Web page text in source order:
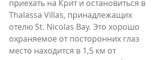
приехать на Крит и остановиться в
Thalassa Villas, принадлежащих
отелю St. Nicolas Bay. Это хорошо
охраняемое от посторонних глаз
место находится в 1,5 км от